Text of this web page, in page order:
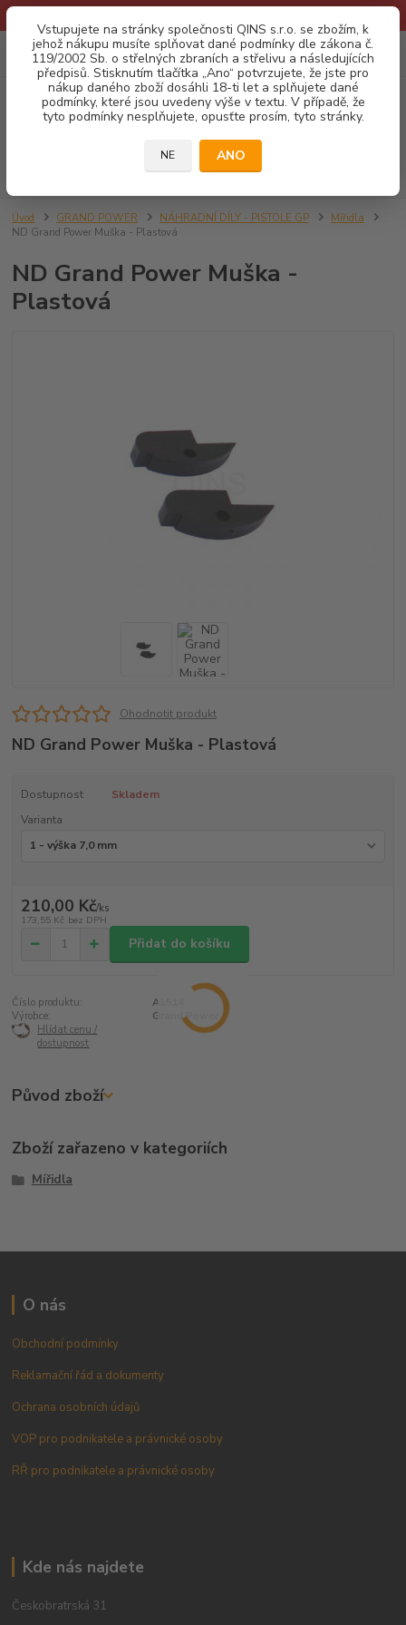
Vstupujete na stránky společnosti QINS s.r.o. se zbožím, k
jehož nákupu musíte splňovat dané podmínky dle zákona č.
119/2002 Sb. o střelných zbraních a střelivu a následujících
předpisů. Stisknutím tlačítka „Ano“ potvrzujete, že jste pro
nákup daného zboží dosáhli 18-ti let a splňujete dané
podmínky, které jsou uvedeny výše v textu. V případě, že
tyto podmínky nesplňujete, opusťte prosím, tyto stránky.
NE ANO
Menu
CZK 0
za0,00 Kč
Úvod GRAND POWER NÁHRADNÍ DÍLY - PISTOLE GP
Mířidla
ND Grand Power Muška - Plastová
ND Grand Power Muška -
Plastová
Ohodnotit produkt
ND Grand Power Muška - Plastová
Dostupnost
Skladem
Varianta
210,00 Kč/ks
173,55 Kč bez DPH
Přidat do košíku
Číslo produktu:
A1514
Výrobce:
Grand Power
Hlídat cenu /
dostupnost
Původ zboží
Zboží zařazeno v kategoriích
Mířidla
O nás
Obchodní podmínky
Reklamační řád a dokumenty
Ochrana osobních údajů
VOP pro podnikatele a právnické osoby
RŘ pro podnikatele a právnické osoby
Kde nás najdete
Českobratrská 31